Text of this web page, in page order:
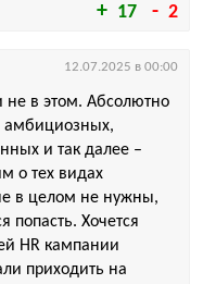
17 2
в этом. Абсолютно
амбициозных,
и так далее –
о тех видах
в целом не нужны,
попасть. Хочется
HR кампании
приходить на
12.07.2025 в 00:00